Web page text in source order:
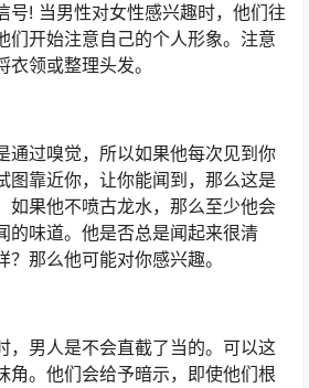
号! 当男性对女性感兴趣时，他们往
们开始注意自己的个人形象。注意
领或整理头发。
通过嗅觉，所以如果他每次见到你
图靠近你，让你能闻到，那么这是
如果他不喷古龙水，那么至少他会
的味道。他是否总是闻起来很清
那么他可能对你感兴趣。
，男人是不会直截了当的。可以这
角。他们会给予暗示，即使他们根